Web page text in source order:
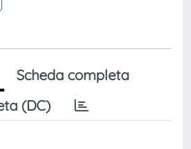
Scheda completa
(DC)